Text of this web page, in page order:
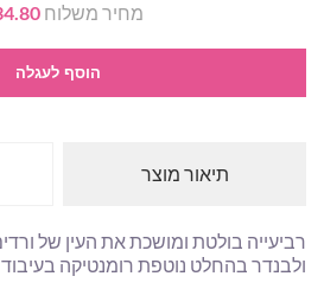
מחיר משלוח ₪
הוסף לעגלה
תיאור מוצר
רביעייה בולטת ומושכת את העין של
ולבנדר בהחלט נוטפת רומנטיקה